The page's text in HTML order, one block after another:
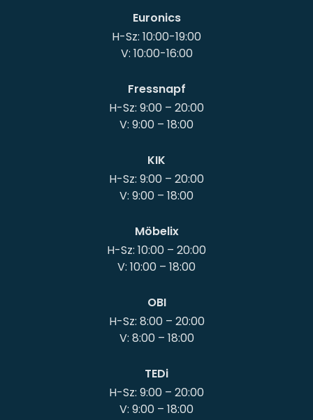
Euronics
H-Sz: 10:00-19:00
V: 10:00-16:00
Fressnapf
H-Sz: 9:00 – 20:00
KIK
H-Sz: 9:00 – 20:00
Möbelix
H-Sz: 10:00 – 20:00
OBI
H-Sz: 8:00 – 20:00
V: 8:00 – 18:00
TEDi
H-Sz: 9:00 – 20:00